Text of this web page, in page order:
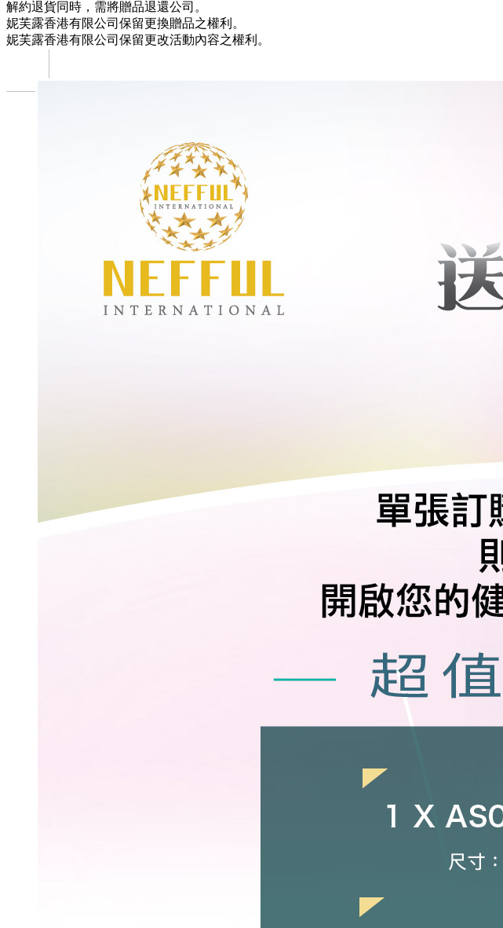
解約退貨同時，需將贈品退還公司。
妮芙露香港有限公司保留更換贈品之權利。
妮芙露香港有限公司保留更改活動內容之權利。